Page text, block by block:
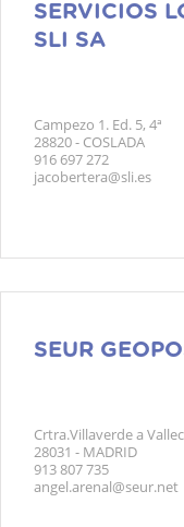
SERVICIOS
SLI SA
Campezo 1. Ed. 5, 4ª
28820 - COSLADA
916 697 272
jacobertera@sli.es
SEUR
Crtra.Villaverde a
28031 - MADRID
913 807 735
angel.arenal@seur.net